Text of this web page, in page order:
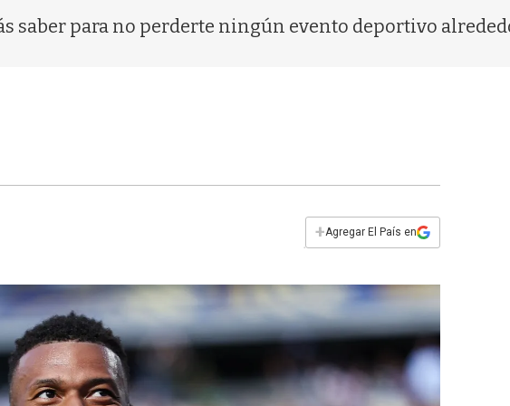
saber para no perderte ningún evento deportivo
+Agregar El País en